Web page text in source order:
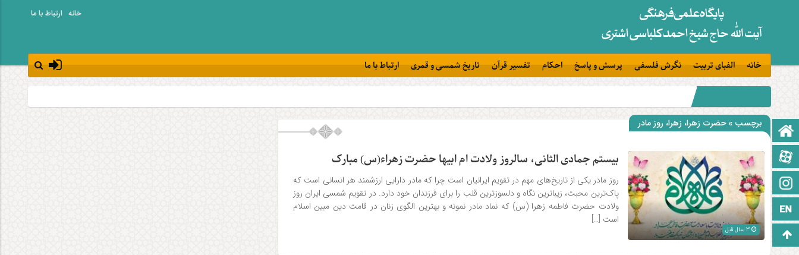
خانه ارتباط با ما
خانه الفبای تربیت نگرش فلسفی پرسش و پاسخ احکام تفسیر قرآن تاریخ شمسی و قمری ارتباط با ما
صفحه نخست
آپارات
اینستاگرام
زبان انگلیسی
برو بالا
برچسب » حضرت زهرا، زهرا، روز مادر
بیستم جمادی الثانی، سالروز ولادت ام ابیها حضرت زهراء(س) مبارک
روز مادر یکی از تاریخ‌های مهم در تقویم ایرانیان است چرا که مادر دارایی ارزشمند هر انسانی است که
پاک‌ترین محبت‌، زیباترین نگاه و دلسوزترین قلب را برای فرزندان خود دارد. در تقویم شمسی ایران روز
ولادت حضرت فاطمه زهرا (س) که نماد مادر نمونه و بهترین الگوی زنان در قامت دین مبین اسلام
است […]